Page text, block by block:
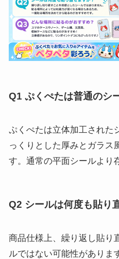
Q1 ぷくぺたは普通のシ
ぷくぺたは立体加工された
っくりとした厚みとガラス
す。通常の平面シールより
Q2 シールは何度も貼り
商品仕様上、繰り返し貼り
ルではない可能性がありま